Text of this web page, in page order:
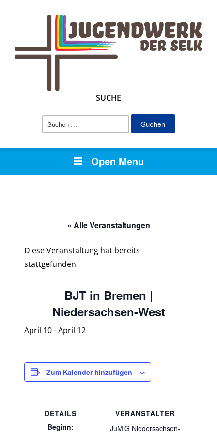
SUCHE
Suchen
Open Menu
« Alle Veranstaltungen
Diese Veranstaltung hat bereits
stattgefunden.
BJT in Bremen |
Niedersachsen-West
April 10-April 12
Zum Kalender hinzufügen
DETAILS
Beginn:
VERANSTALTER
JuMiG Niedersachsen-